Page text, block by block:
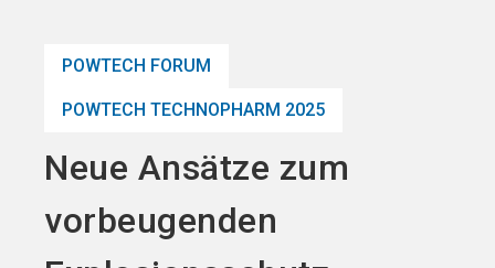
POWTECH FORUM
POWTECH TECHNOPHARM 2025
Neue Ansätze zum
vorbeugenden